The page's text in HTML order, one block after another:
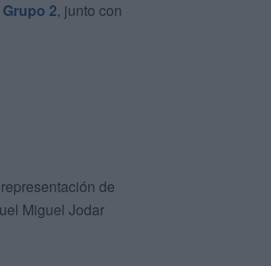
2, junto con
de
Miguel Jodar